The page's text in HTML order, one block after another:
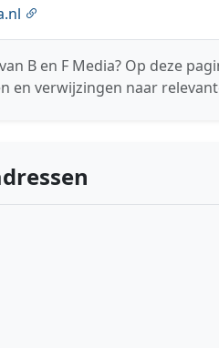
B en F Media? Op deze
en verwijzingen naar